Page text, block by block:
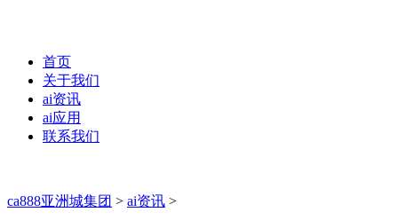
首页
关于我们
ai资讯
ai应用
联系我们
ca888亚洲城集团 > ai资讯 >